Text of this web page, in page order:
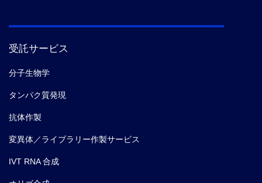
受託サービス
分子生物学
タンパク質発現
抗体作製
変異体／ライブラリー作製サービス
IVT RNA 合成